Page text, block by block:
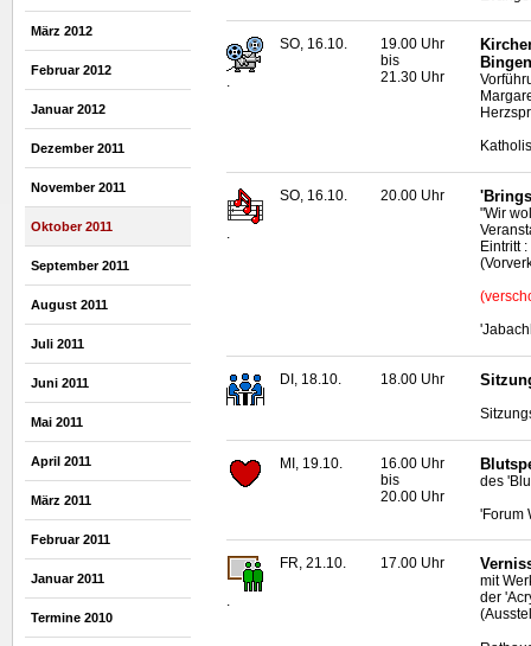
März 2012
Februar 2012
Januar 2012
Dezember 2011
November 2011
Oktober 2011
September 2011
August 2011
Juli 2011
Juni 2011
Mai 2011
April 2011
März 2011
Februar 2011
Januar 2011
Termine 2010
.
SO, 16.10.
19.00 Uhr
bis
21.30 Uhr
SO, 16.10. 20.00 Uhr
"Wir
Eintritt
DI, 18.10. 18.00 Uhr
MI, 19.10.
16.00 Uhr
bis
20.00 Uhr
des
'Forum
.
FR, 21.10. 17.00 Uhr
mit
der